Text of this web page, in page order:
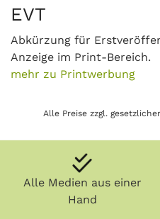
EVT
Abkürzung für
Anzeige im Print-Bereich.
mehr zu Printwerbung
Alle Preise zzgl.
Alle Medien aus einer
Hand